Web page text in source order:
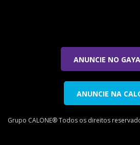
Grupo CALONE® Todos os direitos
ANUNCIE NA
ANUNCIE NO